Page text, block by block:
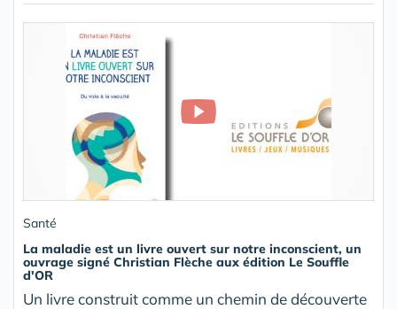
Santé
La maladie est un livre ouvert sur notre inconscient, un
ouvrage signé Christian Flèche aux édition Le Souffle
d'OR
Un livre construit comme un chemin de découverte